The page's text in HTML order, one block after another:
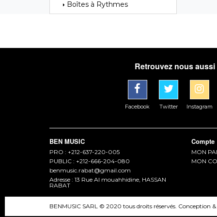
Boîtes à Rythmes
Retrouvez nous
Facebook Twitter Instagram
BEN MUSIC
PRO : +212-637-220-005
PUBLIC : +212-666-204-080
benmusic.rabat@gmail.com
Adresse : 13 Rue Al mouahhidine, HASSAN
RABAT
Compte
MON
MON
BENMUSIC SARL © 2020 tous droits réservés. Conception